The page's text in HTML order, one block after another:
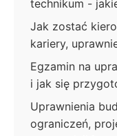
technikum -
Jak zostać
kariery,
Egzamin na
i jak się
Uprawnienia
ograniczeń,